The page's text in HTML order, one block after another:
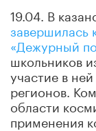
19.04. В
завершилась
«Дежурный
школьников
участие в
регионов.
области
применения